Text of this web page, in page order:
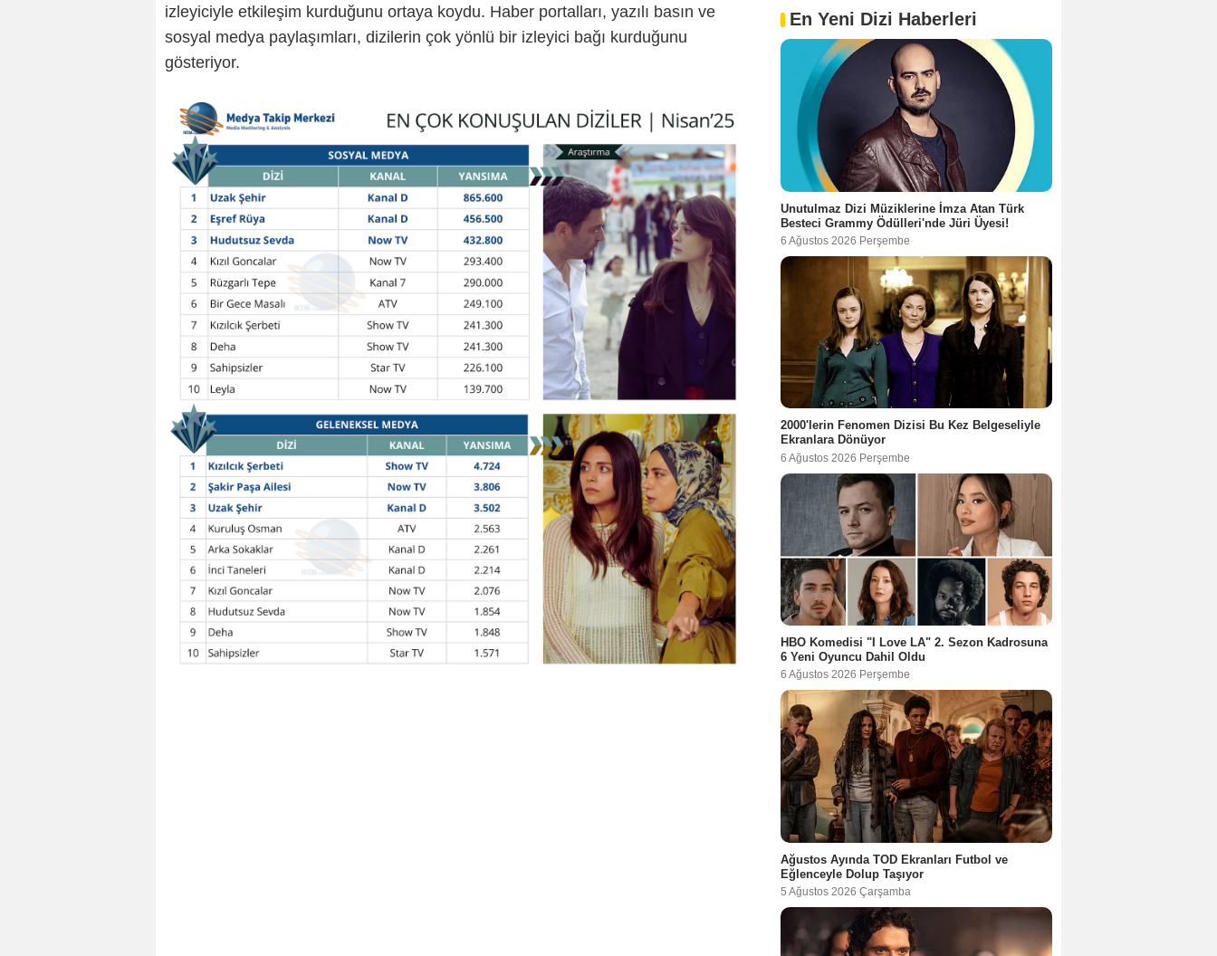
izleyiciyle etkileşim kurduğunu ortaya koydu. Haber portalları, yazılı basın ve
sosyal medya paylaşımları, dizilerin çok yönlü bir izleyici bağı kurduğunu
gösteriyor.
En Yeni Dizi Haberleri
Unutulmaz Dizi Müziklerine İmza Atan Türk
Besteci Grammy Ödülleri'nde Jüri Üyesi!
6 Ağustos 2026 Perşembe
2000'lerin Fenomen Dizisi Bu Kez Belgeseliyle
Ekranlara Dönüyor
6 Ağustos 2026 Perşembe
HBO Komedisi "I Love LA" 2. Sezon Kadrosuna
6 Yeni Oyuncu Dahil Oldu
6 Ağustos 2026 Perşembe
Ağustos Ayında TOD Ekranları Futbol ve
Eğlenceyle Dolup Taşıyor
5 Ağustos 2026 Çarşamba